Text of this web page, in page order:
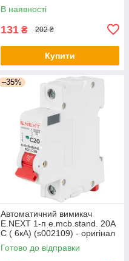
В наявності
131 ₴ 202 ₴
Купити
–35%
Автоматичний вимикач
E.NEXT 1-п e.mcb.stand. 20А
C ( 6кА) (s002109) - оригінал
Готово до відправки